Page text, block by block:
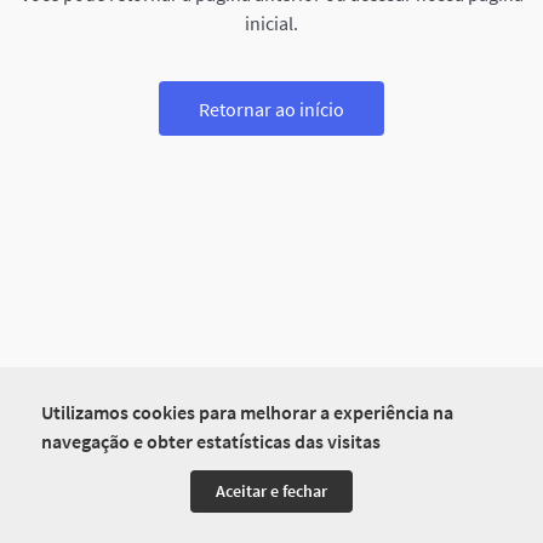
Utilizamos cookies para melhorar a experiência na
navegação e obter estatísticas das visitas
Aceitar e fechar
inicial.
Retornar ao início